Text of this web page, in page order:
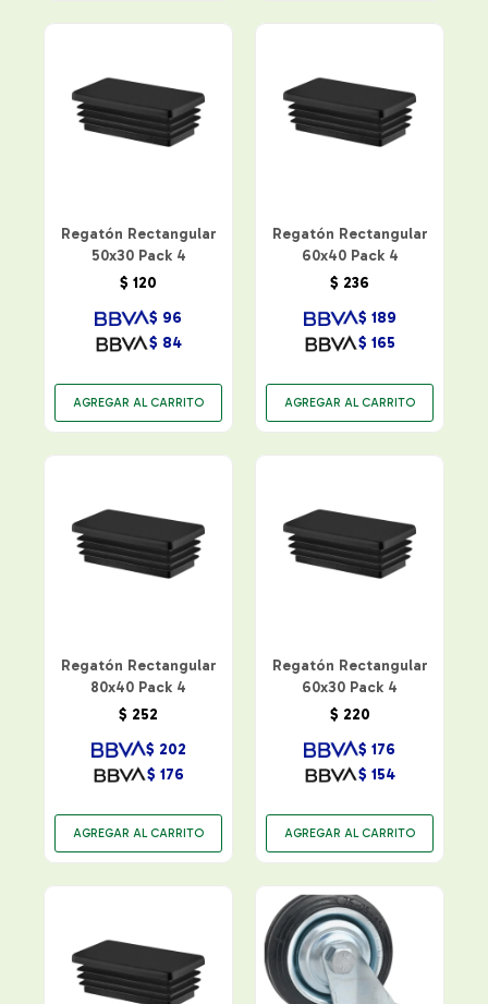
Regatón Rectangular
50x30 Pack 4
$ 120
$ 84
$ 96
Regatón Rectangular
60x40 Pack 4
$ 236
$ 165
$ 189
Regatón Rectangular
80x40 Pack 4
$ 252
$ 176
$ 202
Regatón Rectangular
60x30 Pack 4
$ 220
$ 154
$ 176